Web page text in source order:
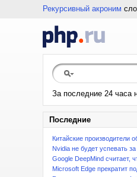
Рекурсивный акроним
За последние 24 часа
Последние
Китайские производители
Nvidia не будет успевать за
Google DeepMind считает,
Microsoft Edge прекратит